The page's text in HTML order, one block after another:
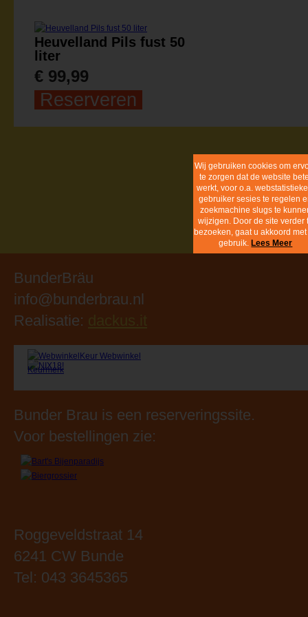
Heuvelland Pils fust 50
liter
€ 99,99
Reserveren
Wij gebruiken
om ervoor te
dat de website
werkt, voor o.a.
webstatistieken,
gebruiker sesies
regelen en
zoekmachine
kunnen wijzigen.
info@bunderbrau.nl
Realisatie:
Bunder Brau is een reserveringssite.